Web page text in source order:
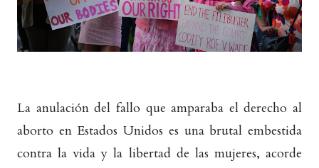
La anulación del fallo que amparaba el derecho al
aborto en Estados Unidos es una brutal embestida
contra la vida y la libertad de las mujeres, acorde